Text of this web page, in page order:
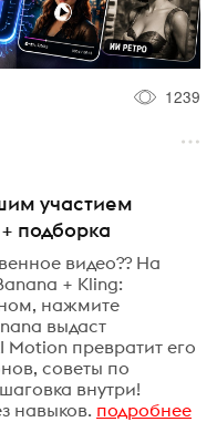
1239
участием
подборка
видео?? На
+ Kling:
нажмите
выдаст
Motion превратит его
советы по
внутри!
навыков. подробнее